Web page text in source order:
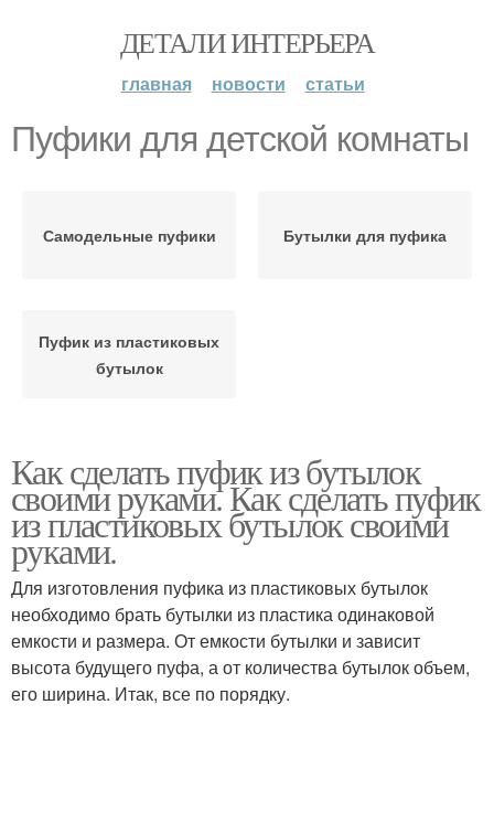
ДЕТАЛИ ИНТЕРЬЕРА
главная новости статьи
Пуфики для детской комнаты
Самодельные пуфики Бутылки для пуфика
Пуфик из пластиковых
бутылок
Как сделать пуфик из бутылок
своими руками. Как сделать пуфик
из пластиковых бутылок своими
руками.
Для изготовления пуфика из пластиковых бутылок
необходимо брать бутылки из пластика одинаковой
емкости и размера. От емкости бутылки и зависит
высота будущего пуфа, а от количества бутылок объем,
его ширина. Итак, все по порядку.